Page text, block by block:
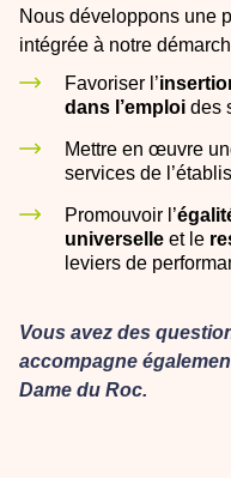
Nous développons une
intégrée à notre
Favoriser l’
dans l’emploides
Mettre en œuvre
services de
Promouvoir l’
universelleet le
leviers de
Vous avez des
accompagne
Dame du Roc.